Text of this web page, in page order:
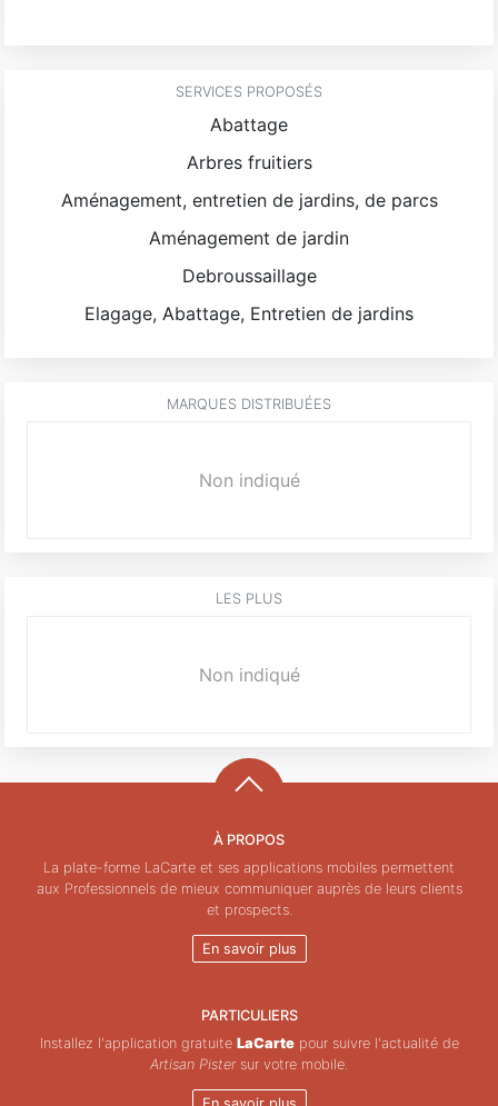
SERVICES PROPOSÉS
Abattage
Arbres fruitiers
Aménagement, entretien de jardins, de parcs
Aménagement de jardin
Debroussaillage
Elagage, Abattage, Entretien de jardins
MARQUES DISTRIBUÉES
Non indiqué
LES PLUS
Non indiqué
À PROPOS
La plate-forme LaCarte et ses applications mobiles permettent
aux Professionnels de mieux communiquer auprès de leurs clients
et prospects.
En savoir plus
PARTICULIERS
Installez l'application gratuite LaCartepour suivre l'actualité de
Artisan Pistersur votre mobile.